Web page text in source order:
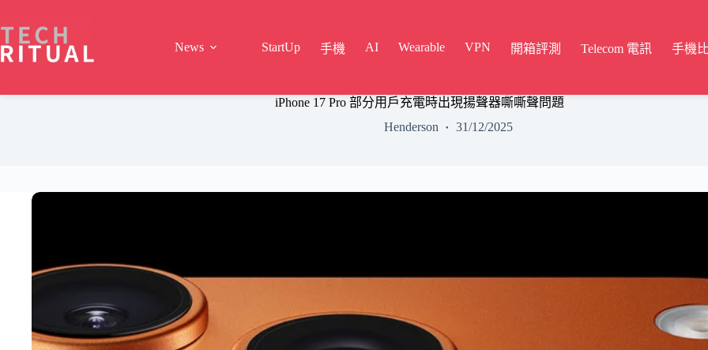
content
News
StartUp 手機 AI Wearable VPN 開箱評測 Telecom 電訊 手機
iPhone 17 Pro 部分用戶充電時出現揚聲器嘶嘶聲問題
Henderson
31/12/2025